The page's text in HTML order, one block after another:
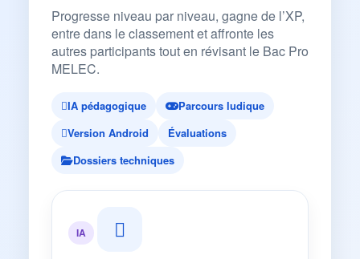
Progresse niveau par niveau, gagne de l’XP,
entre dans le classement et affronte les
autres participants tout en révisant le Bac Pro
MELEC.
IA pédagogique
Parcours ludique
Version Android
Évaluations
Dossiers techniques
IA